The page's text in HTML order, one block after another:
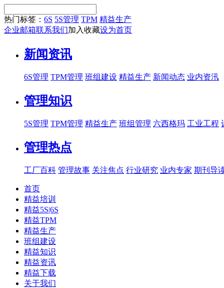
热门标签： 6S 5S管理 TPM 精益生产
企业邮箱联系我们加入收藏设为首页
新闻资讯
6S管理 TPM管理 班组建设 精益生产 新闻动态 业内资汛
管理知识
5S管理 TPM管理 精益生产 班组管理 六西格玛 工业工程
管理热点
工厂百科 管理故事 关注焦点 行业研究 业内专家 期刊导
首页
精益培训
精益5S|6S
精益TPM
精益生产
班组建设
精益知识
精益资讯
精益下载
关于我们